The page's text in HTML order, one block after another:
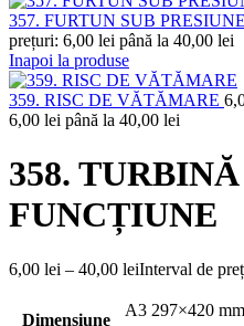
357. FURTUN SUB PRESIUNE
prețuri: 6,00 lei până la 40,00 lei
Inapoi la produse
359. RISC DE VĂTĂMARE
6,00 lei până la 40,00 lei
358.
FUNCȚIUNE
6,00 lei – 40,00 leiInterval de
Dimensiune
A3 297×420 mm